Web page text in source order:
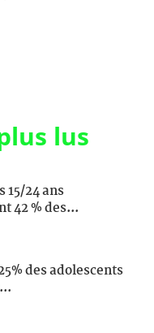
lus
15/24 ans
42 % des...
des adolescents